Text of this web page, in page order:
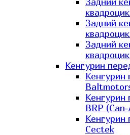
Задний
Задний
Кенгурин
Кенгурин
Кенгурин
BRP (Can-
Кенгурин
Cectek